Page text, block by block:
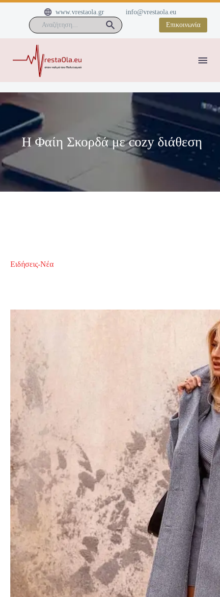

 www.vrestaola.gr
info@vrestaola.eu
Επικοινωνία
Η Φαίη Σκορδά με cozy διάθεση
Ειδήσεις-Νέα